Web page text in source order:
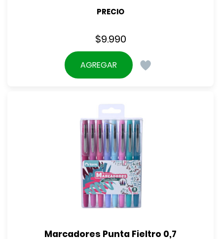
PRECIO
$9.990
AGREGAR
Marcadores Punta Fieltro 0,7